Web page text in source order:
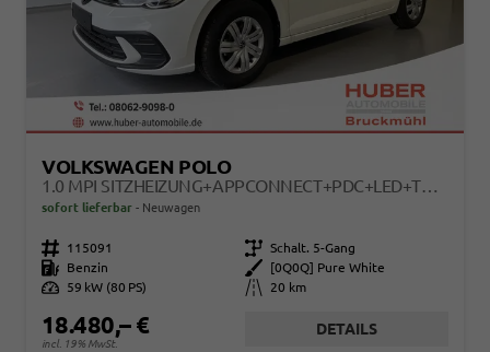
VOLKSWAGEN POLO
1.0 MPI SITZHEIZUNG+APPCONNECT+PDC+LED+TOUCH+LICHTSENSOR+MULTILENKRAD
sofort lieferbar Neuwagen
Fahrzeugnr. 115091 Getriebe Schalt. 5-Gang
Kraftstoff
Benzin Außenfarbe
[0Q0Q] Pure White
Leistung
59 kW (80 PS) Kilometerstand 20 km
18.480,– €
incl. 19% MwSt.
DETAILS